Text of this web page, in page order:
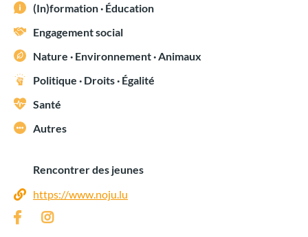
(In)formation · Éducation
Engagement social
Nature · Environnement · Animaux
Politique · Droits · Égalité
Santé
Autres
Rencontrer des jeunes
https://www.noju.lu